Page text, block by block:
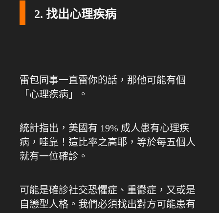
2. 找出心理疾病
雷包同事一直雷你的話，那他可能有個
「心理疾病」。
統計指出，美國有 19% 成人患有心理疾
病，哇靠！這比率之高耶，等於每五個人
就有一位確診。
可能是確診社交恐懼症、重鬱症，又或是
自戀型人格。我們必須找出對方可能患有